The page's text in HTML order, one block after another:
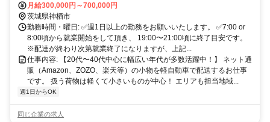
月給300,000円～700,000円
茨城県神栖市
勤務時間・曜日: ✅週1日以上の勤務をお願いいたします。 ✅7:00 or
8:00頃から就業開始をして頂き、 19:00〜21:00頃に終了目安です。
※配達が終わり次第就業終了になりますが、上記...
仕事内容: 【20代〜40代中心に幅広い年代が多数活躍中！】 ネット通
販（Amazon、ZOZO、楽天等）の小物を軽自動車で配送するお仕事
です。 扱う荷物は軽くて小さいものが中心！ エリアも担当地域...
週1日からOK
同じ企業の求人